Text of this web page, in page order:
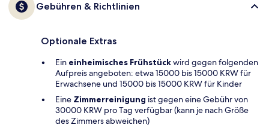
Gebühren & Richtlinien
Optionale Extras
Ein einheimisches Frühstückwird gegen folgenden
Aufpreis angeboten: etwa 15000 bis 15000 KRW für
Erwachsene und 15000 bis 15000 KRW für Kinder
Eine Zimmerreinigung ist gegen eine Gebühr von
30000 KRW pro Tag verfügbar (kann je nach Größe
des Zimmers abweichen)